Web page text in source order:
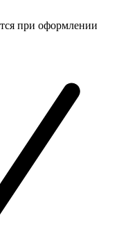
при оформлении